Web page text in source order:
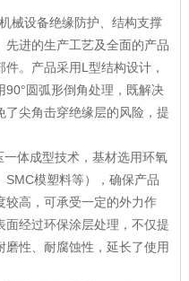
械设备绝缘防护、结构支撑
进的生产工艺及全面的产品
。产品采用L型结构设计，
圆弧形倒角处理，既解决
了尖角击穿绝缘层的风险，提
体成型技术，基材选用环氧
模塑料等），确保产品
较高，可承受一定的外力作
面经过环保涂层处理，不仅提
性、耐腐蚀性，延长了使用